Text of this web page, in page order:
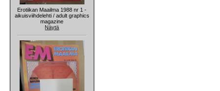
Erotiikan Maailma 1988 nr 1 -
aikuisviihdelehti / adult graphics
magazine
Näytä